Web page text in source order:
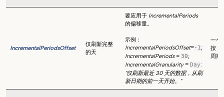
IncrementalPeriodsOffset
仅刷新完整
的天
要应用于 IncrementalPeriods
的偏移量。
示例：
IncrementalPeriodsOffset=-1;
IncrementalPeriods= 30;
IncrementalGranularity= Day:
"仅刷新最近 30 天的数据，从刷
新日期的前一天开始。"
一个
按
周期